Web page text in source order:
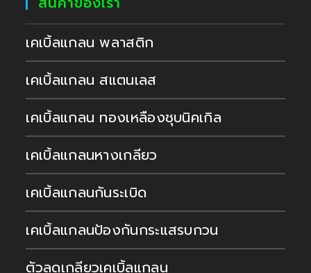
เคเบิ้ลแกลน พลาสติก
เคเบิ้ลแกลน สแตนเลส
เคเบิ้ลแกลน ทองเหลืองชุบนิคเกิล
เคเบิ้ลแกลนหางเกลียว
เคเบิ้ลแกลนกันระเบิด
เคเบิ้ลแกลนป้องกันกระแสรบกวน
ตัวลดเกลียวเคเบิ้ลแกลน